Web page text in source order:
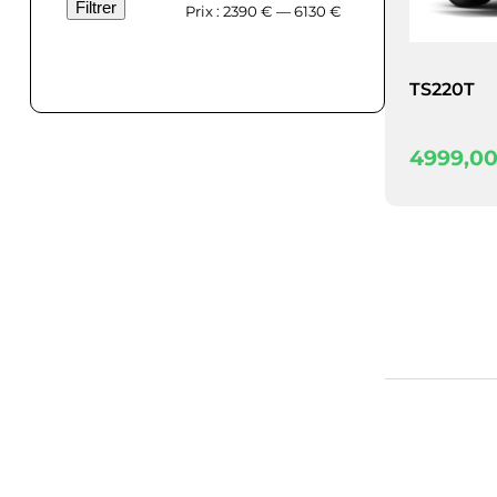
Prix
Prix
Filtrer Prix : 2390 € —6130 €
TS220T